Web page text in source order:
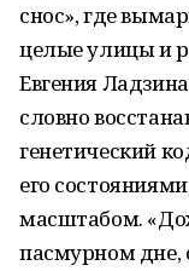
снос», где
целые улицы и
Евгения
словно
генетический
его
масштабом.
пасмурном дне,